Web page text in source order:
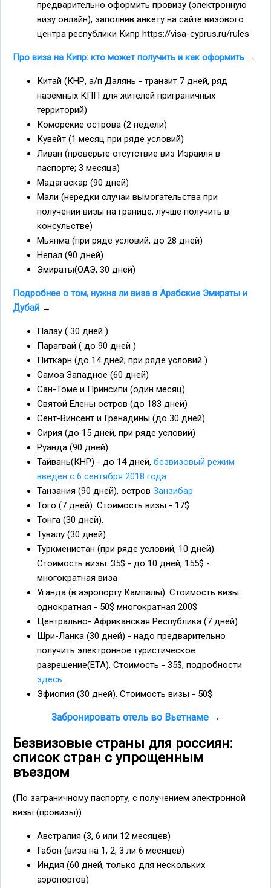
предварительно оформить провизу (электронную
визу онлайн), заполнив анкету на сайте визового
центра республики Кипр https://visa-cyprus.ru/rules
Про виза на Кипр: кто может получить и как оформить →
Китай (КНР, а/п Далянь - транзит 7 дней, ряд
наземных КПП для жителей приграничных
территорий)
Коморские острова (2 недели)
Кувейт (1 месяц при ряде условий)
Ливан (проверьте отсутствие виз Израиля в
паспорте; 3 месяца)
Мадагаскар (90 дней)
Мали (нередки случаи вымогательства при
получении визы на границе, лучше получить в
консульстве)
Мьянма (при ряде условий, до 28 дней)
Непал (90 дней)
Эмираты(ОАЭ, 30 дней)
Подробнее о том, нужна ли виза в Арабские Эмираты и
Дубай →
Палау ( 30 дней )
Парагвай ( до 90 дней )
Питкэрн (до 14 дней; при ряде условий )
Самоа Западное (60 дней)
Сан-Томе и Принсипи (один месяц)
Святой Елены остров (до 183 дней)
Сент-Винсент и Гренадины (до 30 дней)
Сирия (до 15 дней, при ряде условий)
Руанда (90 дней)
Тайвань(КНР) - до 14 дней, безвизовый режим
введен с 6 сентября 2018 года
Танзания (90 дней), остров Занзибар
Того (7 дней). Стоимость визы - 17$
Тонга (30 дней).
Тувалу (30 дней).
Туркменистан (при ряде условий, 10 дней).
Стоимость визы: 35$ - до 10 дней, 155$ -
многократная виза
Уганда (в аэропорту Кампалы). Стоимость визы:
однократная - 50$ многократная 200$
Центрально- Африканская Республика (7 дней)
Шри-Ланка (30 дней) - надо предварительно
получить электронное туристическое
разрешение(ЕТА). Стоимость - 35$, подробности
здесь...
Эфиопия (30 дней). Стоимость визы - 50$
Забронировать отель во Вьетнаме→
Безвизовые страны для россиян:
список стран с упрощенным
въездом
(По заграничному паспорту, с получением электронной
визы (провизы))
Австралия (3, 6 или 12 месяцев)
Габон (виза на 1, 2, 3 ли 6 месяцев)
Индия (60 дней, только для нескольких
аэропортов)